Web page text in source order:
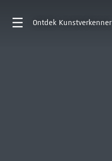
Ontdek Kunstverkenner